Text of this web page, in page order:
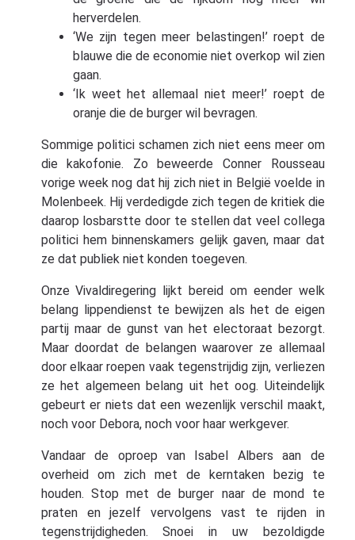
herverdelen.
‘We zijn tegen meer belastingen!’ roept de
blauwe die de economie niet overkop wil zien
gaan.
‘Ik weet het allemaal niet meer!’ roept de
oranje die de burger wil bevragen.
Sommige politici schamen zich niet eens meer om
die kakofonie. Zo beweerde Conner Rousseau
vorige week nog dat hij zich niet in België voelde in
Molenbeek. Hij verdedigde zich tegen de kritiek die
daarop losbarstte door te stellen dat veel collega
politici hem binnenskamers gelijk gaven, maar dat
ze dat publiek niet konden toegeven.
Onze Vivaldiregering lijkt bereid om eender welk
belang lippendienst te bewijzen als het de eigen
partij maar de gunst van het electoraat bezorgt.
Maar doordat de belangen waarover ze allemaal
door elkaar roepen vaak tegenstrijdig zijn, verliezen
ze het algemeen belang uit het oog. Uiteindelijk
gebeurt er niets dat een wezenlijk verschil maakt,
noch voor Debora, noch voor haar werkgever.
Vandaar de oproep van Isabel Albers aan de
overheid om zich met de kerntaken bezig te
houden. Stop met de burger naar de mond te
praten en jezelf vervolgens vast te rijden in
tegenstrijdigheden. Snoei in uw bezoldigde